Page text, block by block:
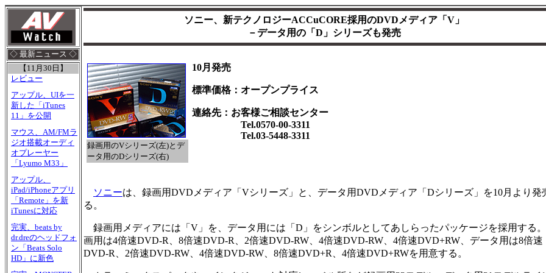
◇ 最新ニュース ◇
【11月30日】
レビュー
アップル、UIを一
新した「iTunes
11」を公開
マウス、AM/FMラ
ジオ搭載オーディ
オプレーヤー
「Lyumo M33」
アップル、
iPad/iPhoneアプリ
「Remote」を新
iTunesに対応
完実、beats by
dr.dreのヘッドフォ
ン「Beats Solo
HD」に新色
ソニー、新テクノロジーACCuCORE採用のDVDメディア「V」
－データ用の「D」シリーズも発売
録画用のVシリーズ(左)とデ
ータ用のDシリーズ(右)
10月発売
標準価格：オープンプライス
連絡先：お客様ご相談センター
Tel.0570-00-3311
Tel.03-5448-3311
ソニーは、録画用DVDメディア「Vシリーズ」と、データ用DVDメディア「Dシリーズ」を10月より発
る。
録画用メディアには「V」を、データ用には「D」をシンボルとしてあしらったパッケージを採用する
画用は4倍速DVD-R、8倍速DVD-R、2倍速DVD-RW、4倍速DVD-RW、4倍速DVD+RW、データ用は8倍速
DVD-R、2倍速DVD-RW、4倍速DVD-RW、8倍速DVD+R、4倍速DVD+RWを用意する。